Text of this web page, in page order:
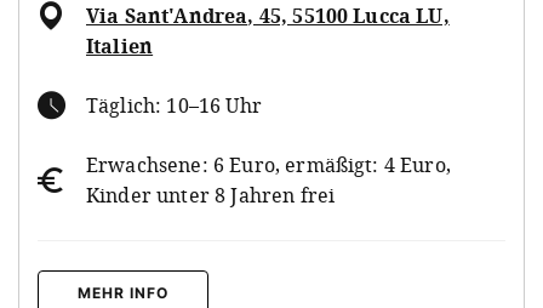
Via Sant'Andrea, 45, 55100 Lucca LU,
Italien
Täglich: 10–16 Uhr
Erwachsene: 6 Euro, ermäßigt: 4 Euro,
Kinder unter 8 Jahren frei
MEHR INFO